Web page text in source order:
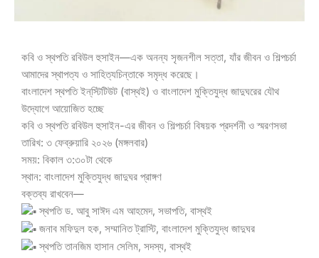
কবি ও স্থপতি রবিউল হুসাইন—এক অনন্য সৃজনশীল সত্তা, যাঁর জীবন ও শিল্পচর্চা
আমাদের স্থাপত্য ও সাহিত্যচিন্তাকে সমৃদ্ধ করেছে।
বাংলাদেশ স্থপতি ইন্‌স্টিটিউট (বাস্থই) ও বাংলাদেশ মুক্তিযুদ্ধ জাদুঘরের যৌথ
উদ্যোগে আয়োজিত হচ্ছে
কবি ও স্থপতি রবিউল হুসাইন-এর জীবন ও শিল্পচর্চা বিষয়ক প্রদর্শনী ও স্মরণসভা
তারিখ: ৩ ফেব্রুয়ারি ২০২৬ (মঙ্গলবার)
সময়: বিকাল ৩:৩০টা থেকে
স্থান: বাংলাদেশ মুক্তিযুদ্ধ জাদুঘর প্রাঙ্গণ
বক্তব্য রাখবেন—
স্থপতি ড. আবু সাঈদ এম আহমেদ, সভাপতি, বাস্থই
জনাব মফিদুল হক, সম্মানিত ট্রাস্টি, বাংলাদেশ মুক্তিযুদ্ধ জাদুঘর
স্থপতি তানজিম হাসান সেলিম, সদস্য, বাস্থই